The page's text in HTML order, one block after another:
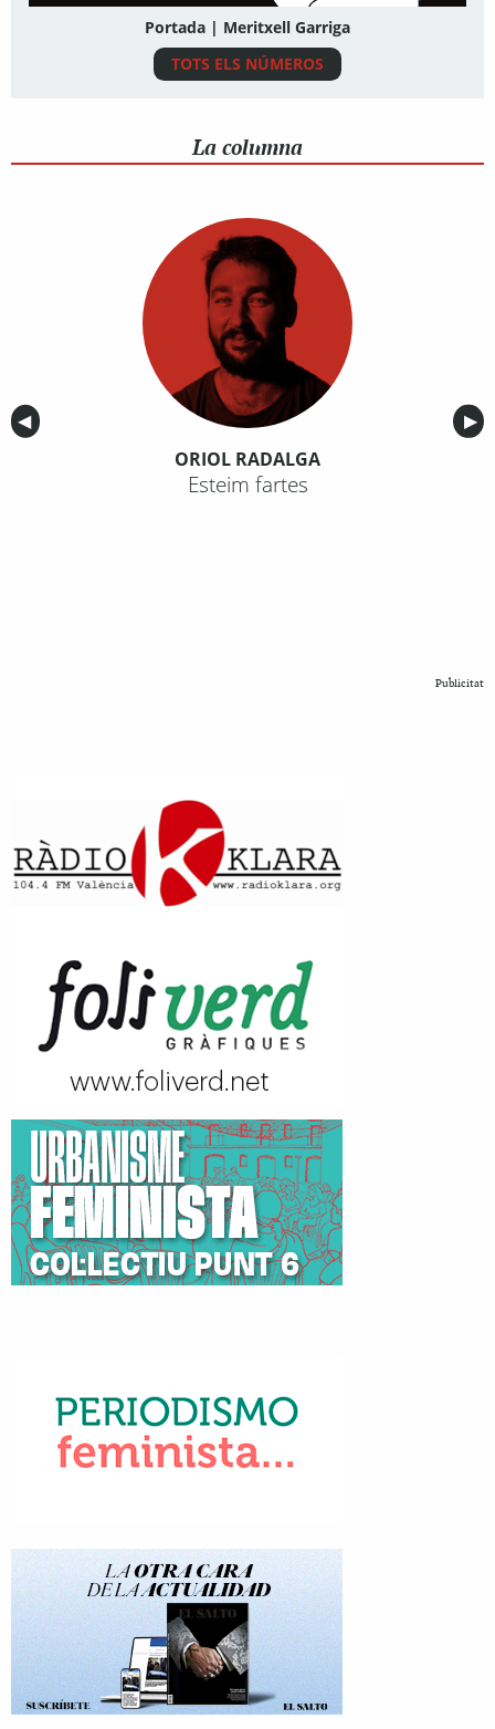
Portada | Meritxell Garriga
TOTS ELS NÚMEROS
La columna
Anterior
◀︎ ▶︎
ORIOL RADALGA
Esteim fartes
Publicitat